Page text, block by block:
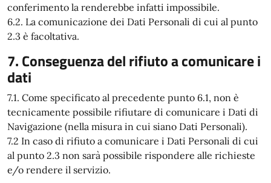
conferimento la renderebbe infatti impossibile.
6.2. La comunicazione dei Dati Personali di cui al punto
2.3 è facoltativa.
7. Conseguenza del rifiuto a comunicare i
dati
7.1. Come specificato al precedente punto 6.1, non è
tecnicamente possibile rifiutare di comunicare i Dati di
Navigazione (nella misura in cui siano Dati Personali).
7.2 In caso di rifiuto a comunicare i Dati Personali di cui
al punto 2.3 non sarà possibile rispondere alle richieste
e/o rendere il servizio.